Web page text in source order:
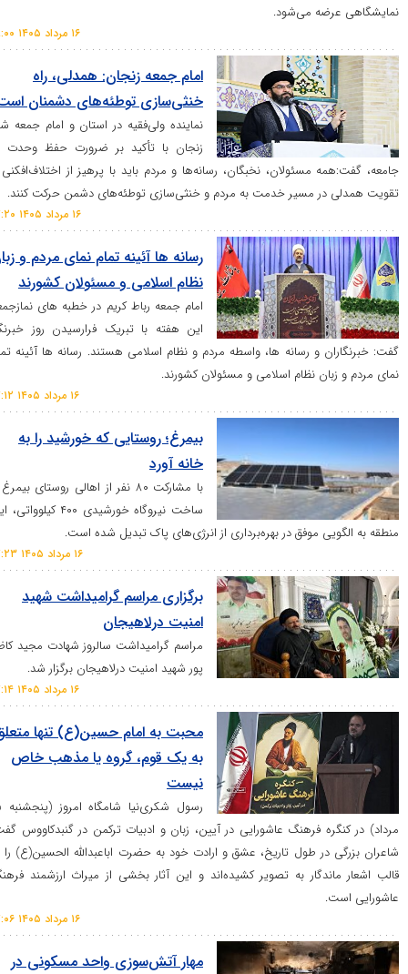
می‌شود.
امام جمعه زنجان: همدلی، راه
خنثی‌سازی توطئه‌های دشمنان است
نماینده ولی‌فقیه در استان و امام جمعه شهر
زنجان با تأکید بر ضرورت حفظ وحدت در
مسئولان، نخبگان، رسانه‌ها و مردم باید با پرهیز از اختلاف‌افکنی و
مسیر خدمت به مردم و خنثی‌سازی توطئه‌های دشمن حرکت کنند.
رسانه ها آئينه تمام نمای مردم و زبان
نظام اسلامی و مسئولان کشورند
امام جمعه رباط کریم‌ در خطبه های نمازجمعه
این هفته با تبریک فرارسیدن روز خبرنگار
و رسانه ها، واسطه مردم و نظام اسلامی هستند. رسانه ها آئينه تمام
نظام اسلامی و مسئولان کشورند.
بیمرغ؛ روستایی که خورشید را به
خانه آورد
با مشارکت ۸۰ نفر از اهالی روستای بیمرغ و
ساخت نیروگاه خورشیدی ۴۰۰ کیلوواتی، این
موفق در بهره‌برداری از انرژی‌های پاک تبدیل شده است.
برگزاری مراسم گرامیداشت شهید
امنیت درلاهیجان
مراسم گرامیداشت سالروز شهادت مجید کاظم
پور شهید امنیت درلاهیجان برگزار شد.
محبت به امام حسین(ع) تنها متعلق
به یک قوم، گروه یا مذهب خاص
نیست
رسول شکری‌نیا شامگاه امروز (پنجشنبه ١۵
فرهنگ عاشورایی در آیین، زبان و ادبیات ترکمن در گنبدکاووس گفت:
طول تاریخ، عشق و ارادت خود به حضرت اباعبدالله الحسین(ع) را در
به تصویر کشیده‌اند و این آثار بخشی از میراث ارزشمند فرهنگ
مهار آتش‌سوزی واحد مسکونی در